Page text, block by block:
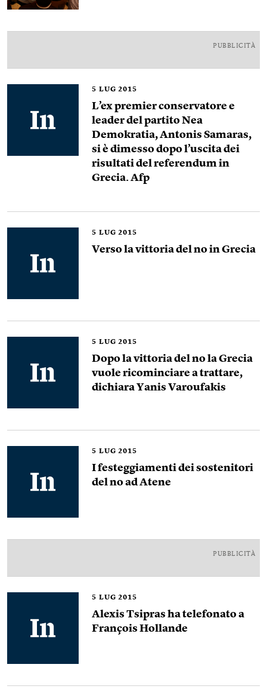
PUBBLICITÀ
5 LUG 2015
L’ex premier conservatore e
leader del partito Nea
Demokratia, Antonis Samaras,
si è dimesso dopo l’uscita dei
risultati del referendum in
Grecia. Afp
5 LUG 2015
Verso la vittoria del no in Grecia
5 LUG 2015
Dopo la vittoria del no la Grecia
vuole ricominciare a trattare,
dichiara Yanis Varoufakis
5 LUG 2015
I festeggiamenti dei sostenitori
del no ad Atene
PUBBLICITÀ
5 LUG 2015
Alexis Tsipras ha telefonato a
François Hollande